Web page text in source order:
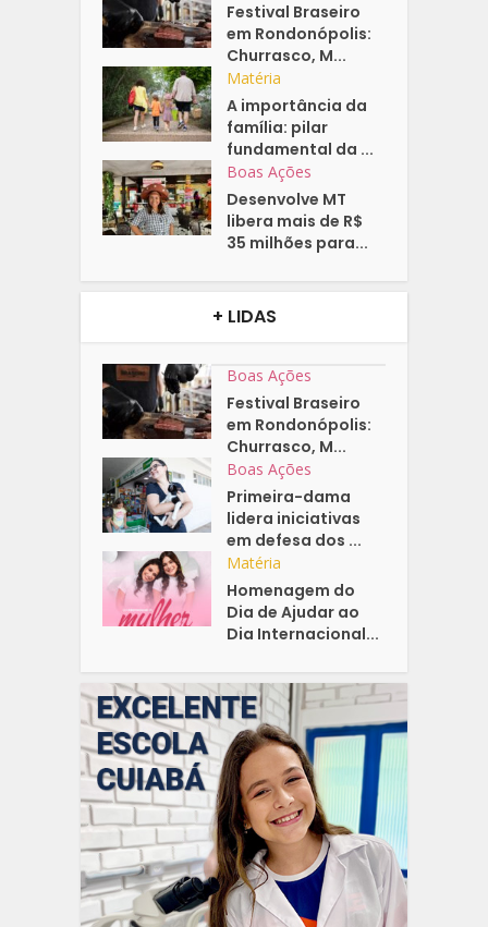
Festival Braseiro
em Rondonópolis:
Churrasco, M...
Matéria
A importância da
família: pilar
fundamental da ...
Boas Ações
Desenvolve MT
libera mais de R$
35 milhões para...
+ LIDAS
Boas Ações
Festival Braseiro
em Rondonópolis:
Churrasco, M...
Boas Ações
Primeira-dama
lidera iniciativas
em defesa dos ...
Matéria
Homenagem do
Dia de Ajudar ao
Dia Internacional...